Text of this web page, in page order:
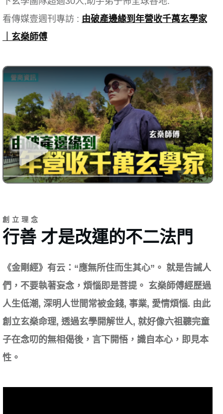
看傳媒壹週刊專訪 : 由破產邊緣到年營收千萬玄學家
｜玄燊師傅
創立理念
行善 才是改運的不二法門
《金剛經》有云：“應無所住而生其心”。 就是告誡人
們，不要執著妄念，煩惱即是菩提。 玄燊師傅經歷過
人生低潮, 深明人世間常被金錢, 事業, 愛情煩惱. 由此
創立玄燊命理, 透過玄學開解世人, 就好像六祖聽完童
子在念叨的無相偈後，言下開悟，識自本心，即見本
性。